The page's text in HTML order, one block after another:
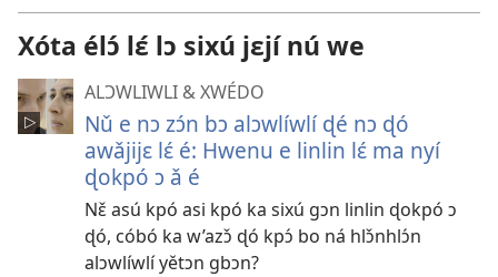
Xóta élɔ́ lɛ́ lɔ sixú jɛjí nú we
ALƆWLIWLI & XWÉDO
Nǔ e nɔ zɔ́n bɔ alɔwlíwlí ɖé nɔ ɖó
awǎjijɛ lɛ́ é: Hwenu e linlin lɛ́ ma nyí
ɖokpó ɔ ǎ é
Nɛ̌ asú kpó asi kpó ka sixú gɔn linlin ɖokpó ɔ
ɖó, cóbó ka w’azɔ̌ ɖó kpɔ́ bo ná hlɔ̌nhlɔ́n
alɔwlíwlí yětɔn gbɔn?